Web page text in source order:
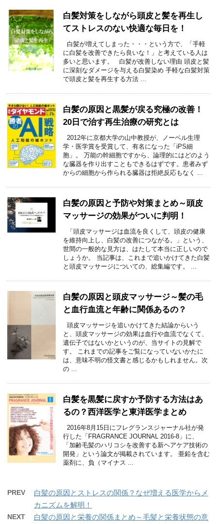
白髪対策をしながら頭皮と髪を再生し
てストレスのない快適な毎日を！
白髪が増えてしまった・・・という方で、「手軽
に白髪を改善できたら良いな！」と考えている人は
多いと思います。 白髪が改善しない理由 頭皮と髪
に深刻なダメージを与える白髪染め 手軽な白髪対策
で頭皮と髪を再生する方法 ...
白髪の原因と黒髪が戻る究極の改善！
20日で治す再生治療の研究とは
2012年に京都大学の山中教授が、ノーベル生理
学・医学賞を受賞して、有名になった「iPS細
胞」。 万能の幹細胞ですから、論理的にはどのよう
な臓器を作り出すこともできるはずです。患者みず
からの細胞から作られる臓器は拒絶反応もなく ...
白髪の原因と予防や対策まとめ～頭皮
マッサージの効果がついに判明！
「頭皮マッサージは血流を良くして、頭皮の健康
を維持向上し、白髪の改善につながる。」という、
世間の一般的な見方は、はたして本当に正しいので
しょうか。 当記事は、これまで追いかけてきた白髪
と頭皮マッサージについての、総集編です。 ...
白髪の原因と頭皮マッサージ～髪の毛
と血行血流と年齢に関係あるの？
頭皮マッサージを追いかけてきた結論からいう
と、頭皮マッサージの効果は血行や血流でなくて、
遺伝子ではないかというのが、当サイトの見解で
す。 これまでの記事をご覧になっていないかたに
は、意味不明の怪文書と感じるかもしれません。次
の ...
白髪を黒髪に戻すか予防する方法はあ
るの？西洋医学と東洋医学まとめ
2016年8月15日にフレグランスジャーナル社が発
行した「FRAGRANCE JOURNAL 2016-8」に、
「加齢毛髪のハリコシを改善する新ヘアケア技術の
開発」という論文が掲載されています。 亜鉛を含む
薬剤に、負（マイナス ...
PREV
白髪の原因とストレスの関係？なぜ増える医学からメ
カニズムを解明！
NEXT
白髪の原因と栄養の関係まとめ～毛髪と栄養状態の意